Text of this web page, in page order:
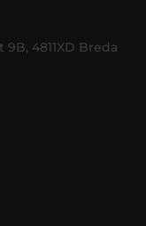
4811XD Breda